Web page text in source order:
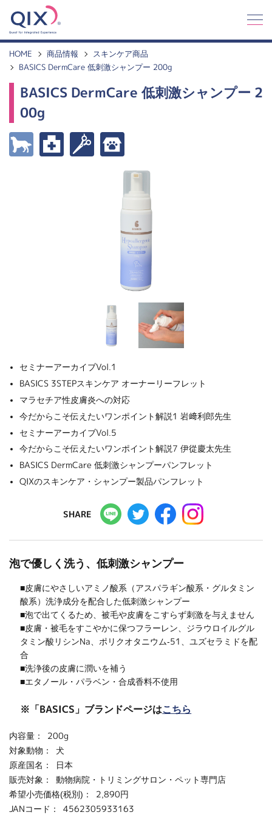
Q
X
HOME
商品情報
スキンケア商品
BASICS DermCare 低刺激シャンプー 200g
BASICS DermCare 低刺激シャンプー 2
00g
セミナーアーカイブVol.1
BASICS 3STEPスキンケア オーナーリーフレット
マラセチア性皮膚炎への対応
今だからこそ伝えたいワンポイント解説1 岩﨑利郎先生
セミナーアーカイブVol.5
今だからこそ伝えたいワンポイント解説7 伊從慶太先生
BASICS DermCare 低刺激シャンプーパンフレット
QIXのスキンケア・シャンプー製品パンフレット
SHARE
泡で優しく洗う、低刺激シャンプー
■皮膚にやさしいアミノ酸系（アスパラギン酸系・グルタミン
酸系）洗浄成分を配合した低刺激シャンプー
■泡で出てくるため、被毛や皮膚をこすらず刺激を与えません
■皮膚・被毛をすこやかに保つフラーレン、ジラウロイルグル
タミン酸リシンNa、ポリクオタニウム-51、ユズセラミドを配
合
■洗浄後の皮膚に潤いを補う
■エタノール・パラベン・合成香料不使用
※「BASICS」ブランドページはこちら
内容量：
200g
対象動物：
犬
原産国名：
日本
販売対象：
動物病院・トリミングサロン・ペット専門店
希望小売価格(税別)：
2,890円
JANコード：
4562305933163